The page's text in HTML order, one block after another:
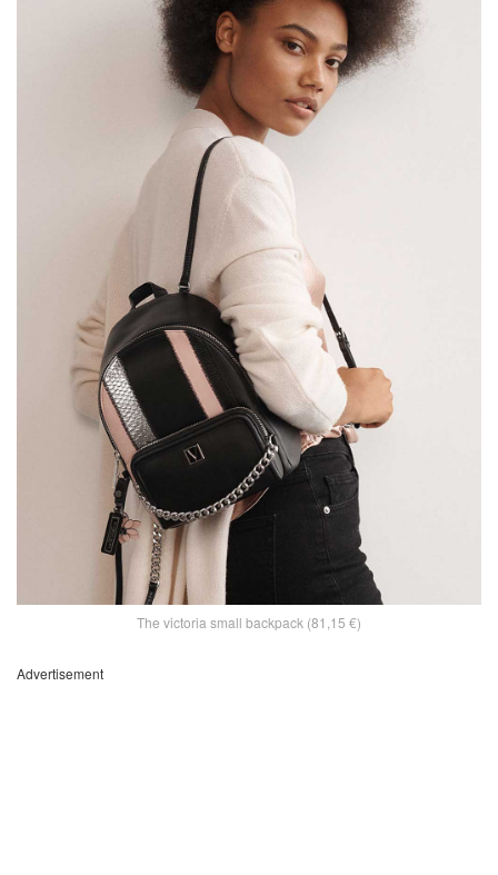
The victoria small backpack (81,15 €)
Advertisement